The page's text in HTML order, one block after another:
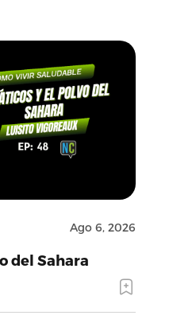
Ago 6, 2026
del Sahara